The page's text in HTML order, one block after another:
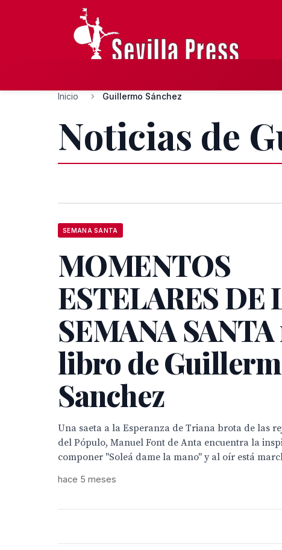
Inicio Guillermo Sánchez
Noticias de
SEMANA SANTA
MOMENTOS
ESTELARES DE
SEMANA
libro de
Sanchez
Una saeta a la Esperanza de Triana brota de las
del Pópulo, Manuel Font de Anta encuentra la
componer "Soleá dame la mano" y al oír está
hace 5 meses